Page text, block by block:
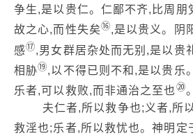
争生,是以贵仁。仁鄙不齐,比周朋
故之心,而性失矣⑯,是以贵义。阴
感⑰,男女群居杂处而无别,是以贵
相胁⑲,以不得已则不和,是以贵乐
乐者,可以救败,而非通治之至也 ⑳。
夫仁者,所以救争也;义者,所以
救淫也;乐者,所以救忧也。神明定